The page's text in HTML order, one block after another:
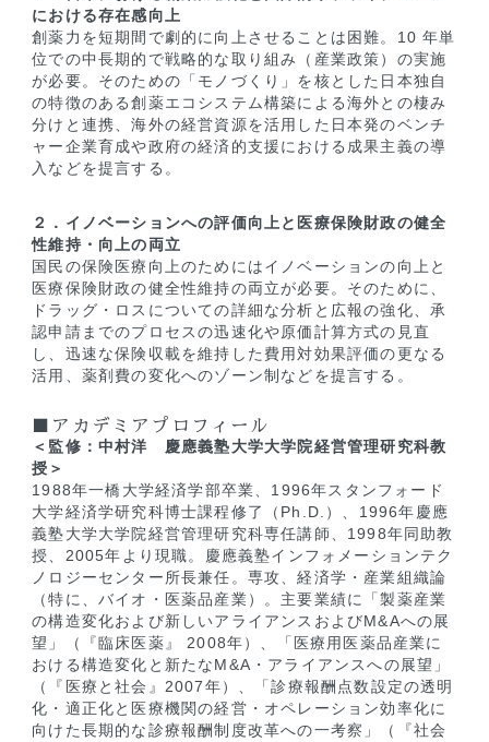
における存在感向上
創薬力を短期間で劇的に向上させることは困難。10 年単
位での中長期的で戦略的な取り組み（産業政策）の実施
が必要。そのための「モノづくり」を核とした日本独自
の特徴のある創薬エコシステム構築による海外との棲み
分けと連携、海外の経営資源を活用した日本発のベンチ
ャー企業育成や政府の経済的支援における成果主義の導
入などを提言する。
２．イノベーションへの評価向上と医療保険財政の健全
性維持・向上の両立
国民の保険医療向上のためにはイノベーションの向上と
医療保険財政の健全性維持の両立が必要。そのために、
ドラッグ・ロスについての詳細な分析と広報の強化、承
認申請までのプロセスの迅速化や原価計算方式の見直
し、迅速な保険収載を維持した費用対効果評価の更なる
活用、薬剤費の変化へのゾーン制などを提言する。
■アカデミアプロフィール
＜監修： 中村洋 慶應義塾大学大学院経営管理研究科教
授 ＞
1988年一橋大学経済学部卒業、1996年スタンフォード
大学経済学研究科博士課程修了（Ph.D.）、1996年慶應
義塾大学大学院経営管理研究科専任講師、1998年同助教
授、2005年より現職。慶應義塾インフォメーションテク
ノロジーセンター所長兼任。専攻、経済学・産業組織論
（特に、バイオ・医薬品産業）。主要業績に「製薬産業
の構造変化および新しいアライアンスおよびM&Aへの展
望」（『臨床医薬』 2008年）、「医療用医薬品産業に
おける構造変化と新たなM&A・アライアンスへの展望」
（『医療と社会』2007年）、「診療報酬点数設定の透明
化・適正化と医療機関の経営・オペレーション効率化に
向けた長期的な診療報酬制度改革への一考察」（『社会